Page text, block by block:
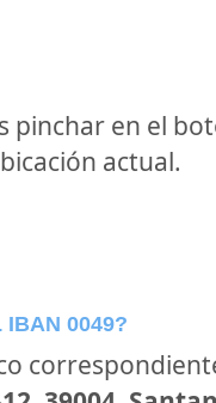
pinchar en el
actual.
IBAN 0049?